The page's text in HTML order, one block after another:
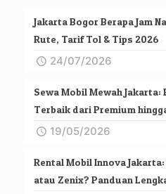
Jakarta Bogor Berapa Jam
Rute, Tarif Tol & Tips 2026
24/07/2026
Sewa Mobil Mewah Jakarta:
Terbaik dari Premium
19/05/2026
Rental Mobil Innova
atau Zenix? Panduan